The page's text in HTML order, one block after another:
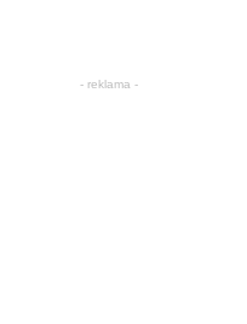
- reklama -